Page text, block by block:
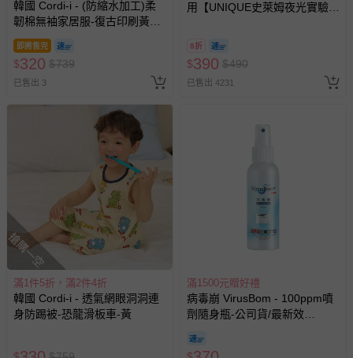
品牌：韓國 Cordi-i
商品產地（國）：原料：韓國、縫製：越南
成分：95%棉＋5%聚氨酯
* 主布料採用無螢光棉；但由於產品特性，除布料以外的部分附
加材質與印花可能含有螢光物質。
其他媽咪也在逛